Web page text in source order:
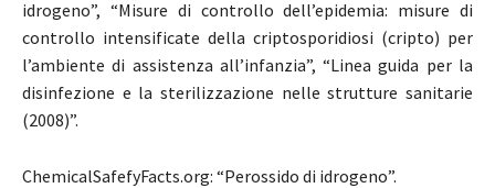
idrogeno”, “Misure di controllo dell’epidemia: misure di
controllo intensificate della criptosporidiosi (cripto) per
l’ambiente di assistenza all’infanzia”, “Linea guida per la
disinfezione e la sterilizzazione nelle strutture sanitarie
(2008)”.
ChemicalSafefyFacts.org: “Perossido di idrogeno”.